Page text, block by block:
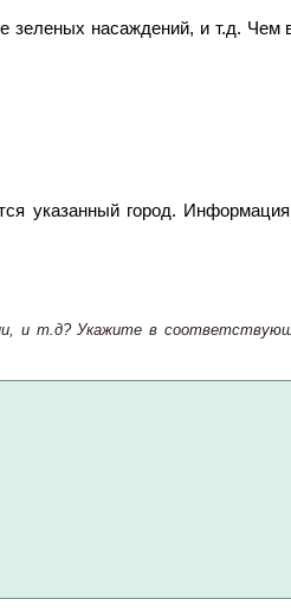
зеленых насаждений, и т.д.
указанный город.
и т.д? Укажите в